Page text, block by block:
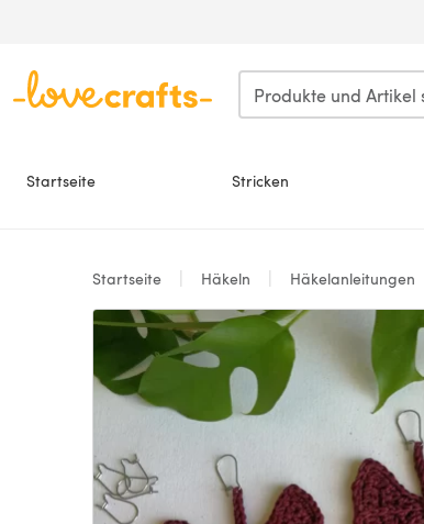
Startseite Stricken
Startseite Häkeln Häkelanleitungen